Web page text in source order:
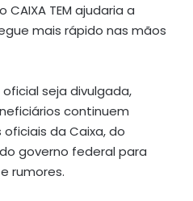
TEM ajudaria a
mais rápido nas mãos
seja divulgada,
continuem
da Caixa, do
governo federal para
rumores.